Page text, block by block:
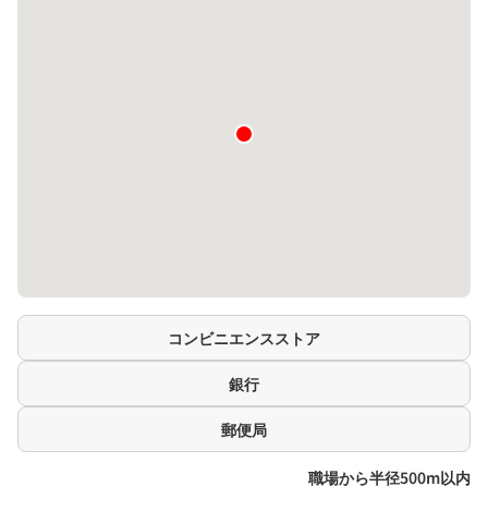
コンビニエンスストア
銀行
郵便局
職場から半径500m以内